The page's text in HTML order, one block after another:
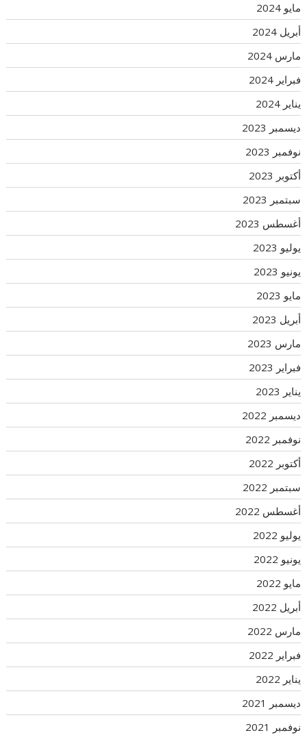
مايو 2024
أبريل 2024
مارس 2024
فبراير 2024
يناير 2024
ديسمبر 2023
نوفمبر 2023
أكتوبر 2023
سبتمبر 2023
أغسطس 2023
يوليو 2023
يونيو 2023
مايو 2023
أبريل 2023
مارس 2023
فبراير 2023
يناير 2023
ديسمبر 2022
نوفمبر 2022
أكتوبر 2022
سبتمبر 2022
أغسطس 2022
يوليو 2022
يونيو 2022
مايو 2022
أبريل 2022
مارس 2022
فبراير 2022
يناير 2022
ديسمبر 2021
نوفمبر 2021